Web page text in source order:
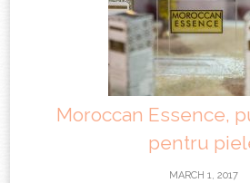
Moroccan Essence,
pentru
MARCH 1, 2017